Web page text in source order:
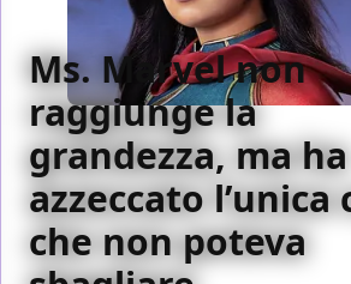
Ms. Marvel non
raggiunge la
grandezza, ma ha
azzeccato l’unica
che non poteva